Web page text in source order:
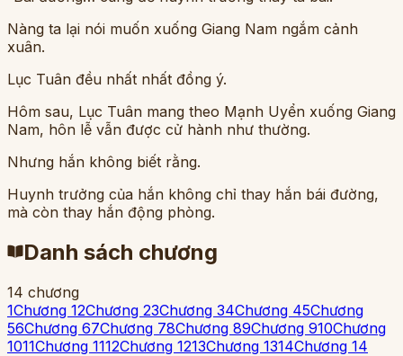
Nàng ta lại nói muốn xuống Giang Nam ngắm cảnh
xuân.
Lục Tuân đều nhất nhất đồng ý.
Hôm sau, Lục Tuân mang theo Mạnh Uyển xuống Giang
Nam, hôn lễ vẫn được cử hành như thường.
Nhưng hắn không biết rằng.
Huynh trưởng của hắn không chỉ thay hắn bái đường,
mà còn thay hắn động phòng.
Danh sách chương
14 chương
1Chương 12Chương 23Chương 34Chương 45Chương
56Chương 67Chương 78Chương 89Chương 910Chương
1011Chương 1112Chương 1213Chương 1314Chương 14